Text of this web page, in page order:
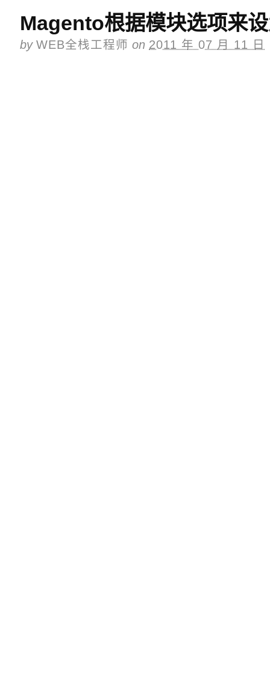
Magento根据模块选项来
by WEB全栈工程师 on 2011 年 07 月 11 日